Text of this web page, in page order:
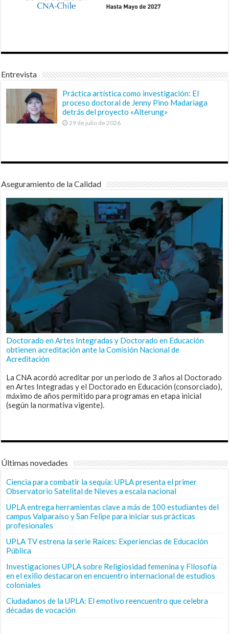
Entrevista
Práctica artística como investigación: El
proceso doctoral de Jenny Pino Madariaga
detrás del proyecto «Alterung»
29 de julio de 2026
Aseguramiento de la Calidad
Doctorado en Artes Integradas y Doctorado en Educación
obtienen acreditación ante la Comisión Nacional de
Acreditación
La CNA acordó acreditar por un periodo de 3 años al Doctorado
en Artes Integradas y el Doctorado en Educación (consorciado),
máximo de años permitido para programas en etapa inicial
(según la normativa vigente).
Últimas novedades
Ciencia para combatir la sequía: UPLA presenta el primer
Observatorio Satelital de Nieves a escala nacional
UPLA entrega herramientas clave a más de 100 estudiantes del
campus Valparaíso y San Felipe para iniciar sus prácticas
profesionales
UPLA TV estrena la serie Raíces: Experiencias de Educación
Pública
Investigaciones UPLA sobre Religiosidad femenina y Filosofía
en el exilio destacaron en encuentro internacional de estudios
coloniales
Ciudadanos de la UPLA: El emotivo reencuentro que celebra
décadas de vocación